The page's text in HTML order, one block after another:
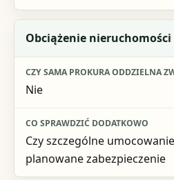
Obciążenie nieruchomości
Nie
Czy szczególne
planowane zabezpieczenie